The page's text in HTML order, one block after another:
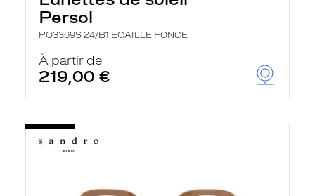
Persol
PO3369S 24/B1 ECAILLE FONCE
À partir de
219,00 €